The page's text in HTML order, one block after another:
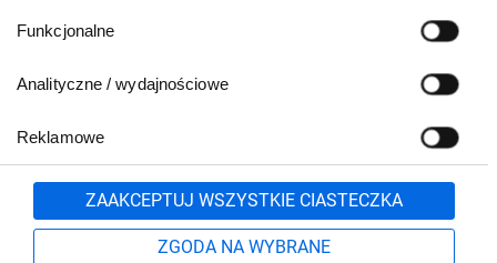
Funkcjonalne
Analityczne / wydajnościowe
Reklamowe
ZAAKCEPTUJ WSZYSTKIE CIASTECZKA
ZGODA NA WYBRANE
801 500 700 lub
71 37 61 600
Formularz kontaktowy